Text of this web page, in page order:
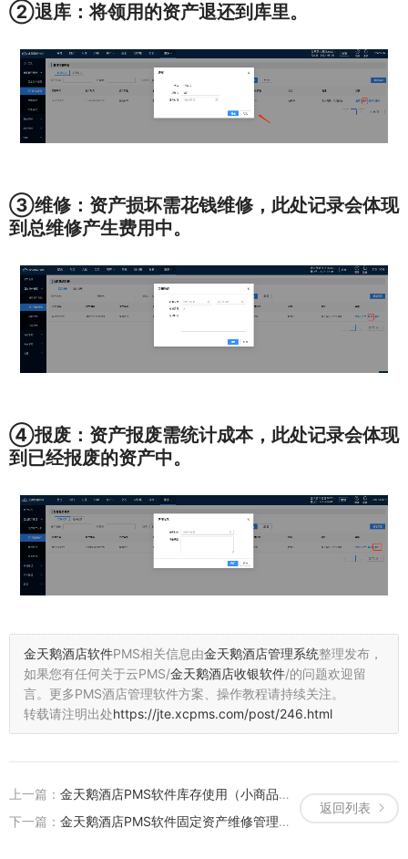
②退库：将领用的资产退还到库里。
③维修： 资产损坏需花钱维修，此处记录会体现
到总维修产生费用中。
④报废： 资产报废需统计成本，此处记录会体现
到已经报废的资产中。
金天鹅酒店软件PMS相关信息由金天鹅酒店管理系统整理发布，
如果您有任何关于云PMS/金天鹅酒店收银软件/的问题欢迎留
言。 更多PMS酒店管理软件方案、操作教程请持续关注。
转载请注明出处https://jte.xcpms.com/post/246.html
返回列表
上一篇： 金天鹅酒店PMS软件库存使用（小商品）资产/商品库存使用视频讲解操作教程
下一篇： 金天鹅酒店PMS软件固定资产维修管理操作教程